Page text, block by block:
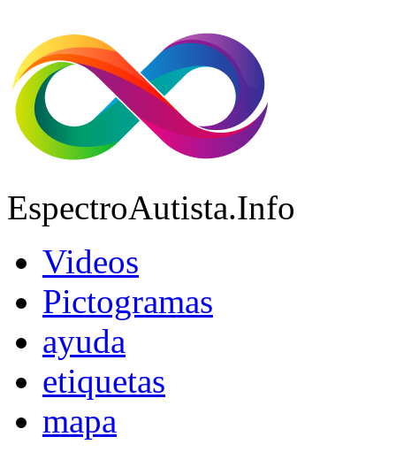
EspectroAutista.Info
Videos
Pictogramas
ayuda
etiquetas
mapa